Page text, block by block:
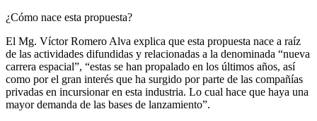
¿Cómo nace esta propuesta?
El Mg. Víctor Romero Alva explica que esta propuesta nace a raíz
de las actividades difundidas y relacionadas a la denominada “nueva
carrera espacial”, “estas se han propalado en los últimos años, así
como por el gran interés que ha surgido por parte de las compañías
privadas en incursionar en esta industria. Lo cual hace que haya una
mayor demanda de las bases de lanzamiento”.